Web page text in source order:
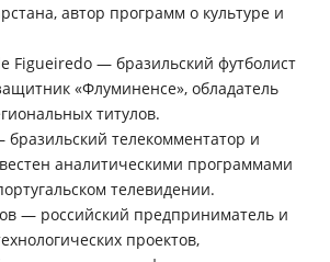
автор программ о культуре и
Figueiredo — бразильский футболист
«Флуминенсе», обладатель
титулов.
телекомментатор и
аналитическими программами
телевидении.
— российский предприниматель и
проектов,